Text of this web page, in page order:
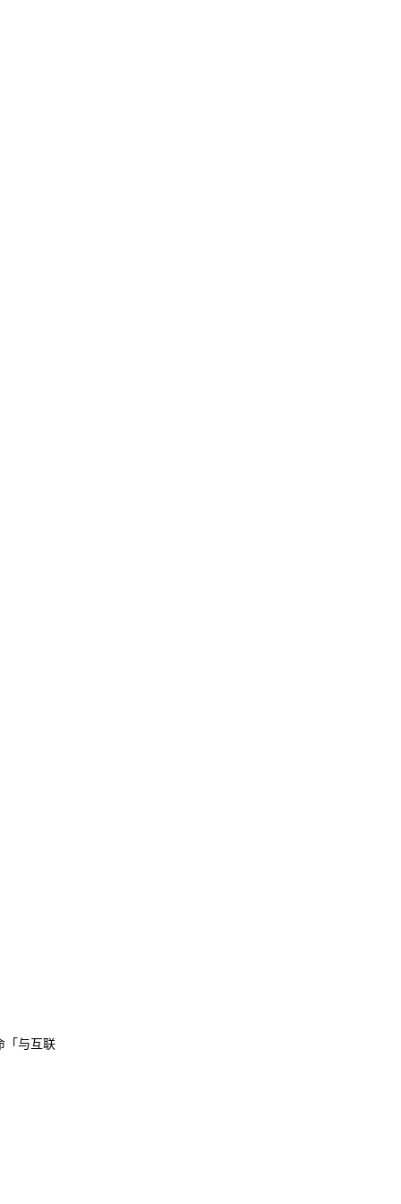
「与互联